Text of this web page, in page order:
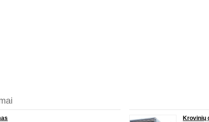
Krovinių